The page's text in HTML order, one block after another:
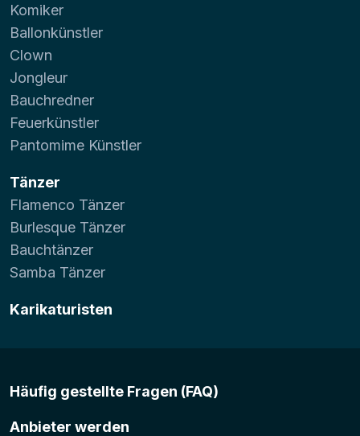
Komiker
Ballonkünstler
Clown
Jongleur
Bauchredner
Feuerkünstler
Pantomime Künstler
Tänzer
Flamenco Tänzer
Burlesque Tänzer
Bauchtänzer
Samba Tänzer
Karikaturisten
Häufig gestellte Fragen (FAQ)
Anbieter werden